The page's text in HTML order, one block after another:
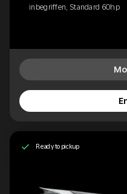
inbegriffen, Standard 60hp
Ready to pickup